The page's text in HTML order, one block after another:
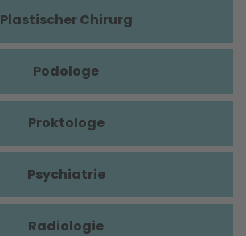
Plastischer Chirurg
Podologe
Proktologe
Psychiatrie
Radiologie